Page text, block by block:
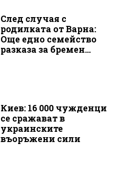
След случая с
родилката от Варна:
Още едно семейство
разказа за бремен...
Киев: 16 000 чужденци
се сражават в
украинските
въоръжени сили